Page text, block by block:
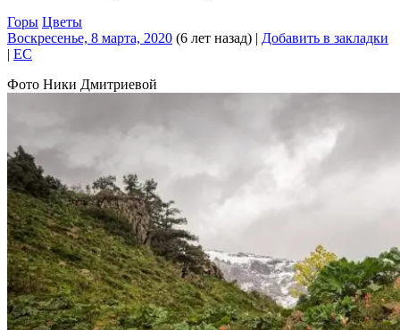
Горы Цветы
Воскресенье, 8 марта, 2020 (6 лет назад) | Добавить в закладки
| EC
Фото Ники Дмитриевой